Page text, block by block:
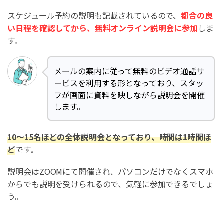
スケジュール予約の説明も記載されているので、 都合の良
い日程を確認してから、無料オンライン説明会に参加 しま
す。
メールの案内に従って無料のビデオ通話サ
ービスを利用する形となっており、スタッ
フが画面に資料を映しながら説明会を開催
します。
10～15名ほどの全体説明会となっており、時間は1時間ほ
どです。
説明会はZOOMにて開催され、パソコンだけでなくスマホ
からでも説明を受けられるので、気軽に参加できるでしょ
う。